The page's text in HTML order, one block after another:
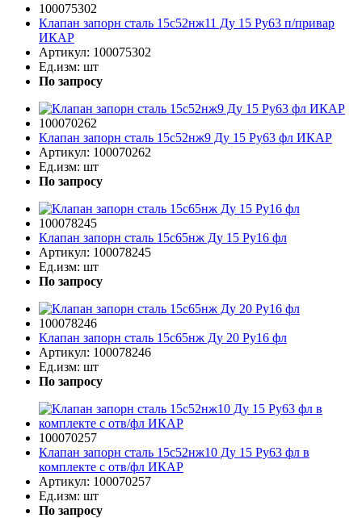
100075302
Клапан запорн сталь 15с52нж11 Ду 15 Ру63 п/привар
ИКАР
Артикул: 100075302
Ед.изм: шт
По запросу
100070262
Клапан запорн сталь 15с52нж9 Ду 15 Ру63 фл ИКАР
Артикул: 100070262
Ед.изм: шт
По запросу
100078245
Клапан запорн сталь 15с65нж Ду 15 Ру16 фл
Артикул: 100078245
Ед.изм: шт
По запросу
100078246
Клапан запорн сталь 15с65нж Ду 20 Ру16 фл
Артикул: 100078246
Ед.изм: шт
По запросу
100070257
Клапан запорн сталь 15с52нж10 Ду 15 Ру63 фл в
комплекте с отв/фл ИКАР
Артикул: 100070257
Ед.изм: шт
По запросу